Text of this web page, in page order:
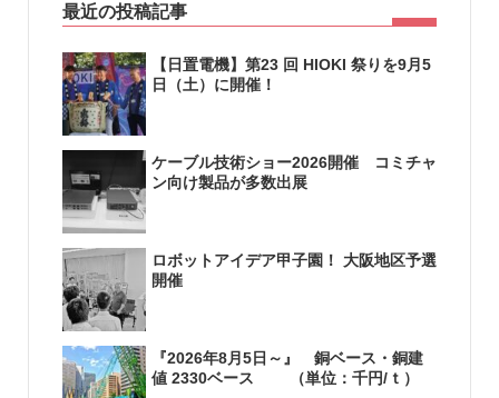
最近の投稿記事
【日置電機】第23 回 HIOKI 祭りを9月5
日（土）に開催！
ケーブル技術ショー2026開催 コミチャ
ン向け製品が多数出展
ロボットアイデア甲子園！ 大阪地区予選
開催
『2026年8月5日～』 銅ベース・銅建
値 2330ベース （単位：千円/ｔ）